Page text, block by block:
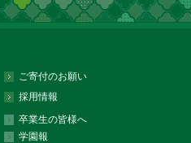
ご寄付のお願い
採用情報
卒業生の皆様へ
学園報